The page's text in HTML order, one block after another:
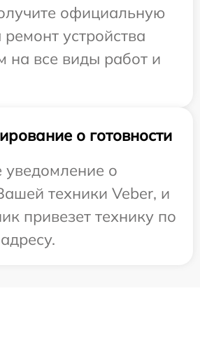
официальную
устройства
на все виды работ и
о готовности
уведомление о
техники Veber, и
привезет технику по